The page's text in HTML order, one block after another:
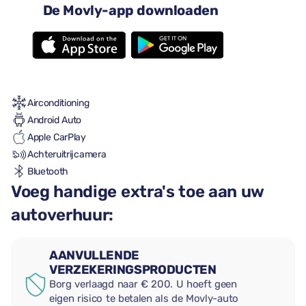
De Movly-app downloaden
Automatische versnellingsbak
5 zitplaatsen
2 grote koffers
Airconditioning
Android Auto
Apple CarPlay
Achteruitrijcamera
Bluetooth
Voeg handige extra's toe aan uw
autoverhuur:
AANVULLENDE
VERZEKERINGSPRODUCTEN
Borg verlaagd naar € 200. U hoeft geen
eigen risico te betalen als de Movly-auto